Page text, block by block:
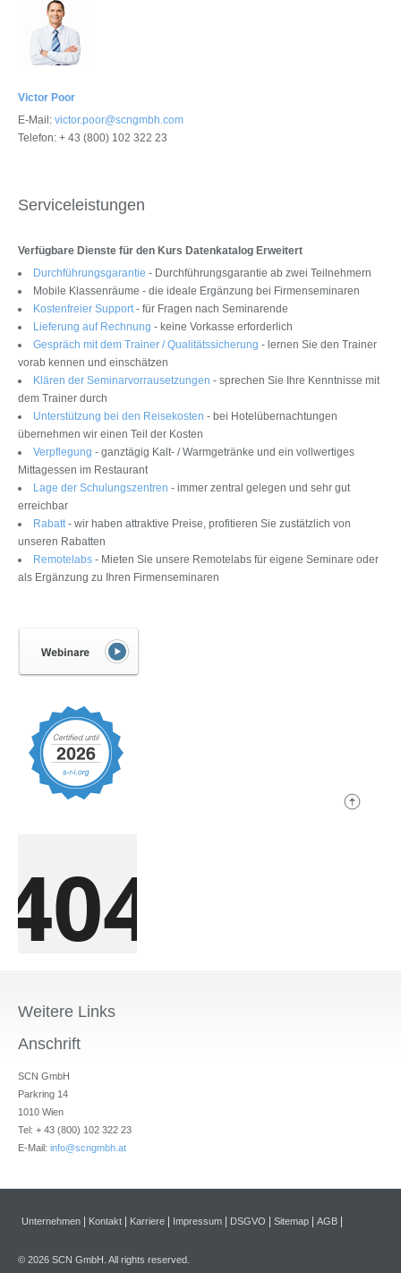
Victor Poor
E-Mail: victor.poor@scngmbh.com
Telefon: + 43 (800) 102 322 23
Serviceleistungen
Verfügbare Dienste für den Kurs Datenkatalog Erweitert
Durchführungsgarantie - Durchführungsgarantie ab zwei Teilnehmern
Mobile Klassenräume - die ideale Ergänzung bei Firmenseminaren
Kostenfreier Support- für Fragen nach Seminarende
Lieferung auf Rechnung - keine Vorkasse erforderlich
Gespräch mit dem Trainer / Qualitätssicherung - lernen Sie den Trainer
vorab kennen und einschätzen
Klären der Seminarvorrausetzungen - sprechen Sie Ihre Kenntnisse mit
dem Trainer durch
Unterstützung bei den Reisekosten - bei Hotelübernachtungen
übernehmen wir einen Teil der Kosten
Verpflegung - ganztägig Kalt- / Warmgetränke und ein vollwertiges
Mittagessen im Restaurant
Lage der Schulungszentren - immer zentral gelegen und sehr gut
erreichbar
Rabatt- wir haben attraktive Preise, profitieren Sie zustätzlich von
unseren Rabatten
Remotelabs - Mieten Sie unsere Remotelabs für eigene Seminare oder
als Ergänzung zu Ihren Firmenseminaren
Weitere Links
Anschrift
SCN GmbH
Parkring 14
1010 Wien
Tel: + 43 (800) 102 322 23
E-Mail: info@scngmbh.at
© 2026 SCN GmbH. All rights reserved.
Unternehmen Kontakt Karriere Impressum DSGVO Sitemap AGB